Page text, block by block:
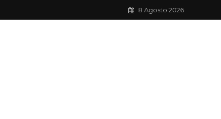
8 Agosto 2026